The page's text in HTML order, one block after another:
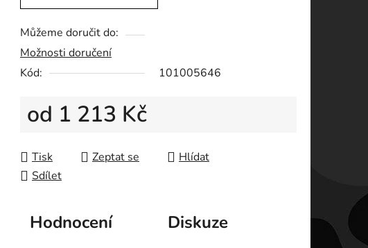
5
hvězdiček.
Můžeme doručit do:
Možnosti doručení
Kód:
101005646
od 1 213 Kč
Tisk
Zeptat se
Hlídat
Sdílet
Hodnocení
Diskuze